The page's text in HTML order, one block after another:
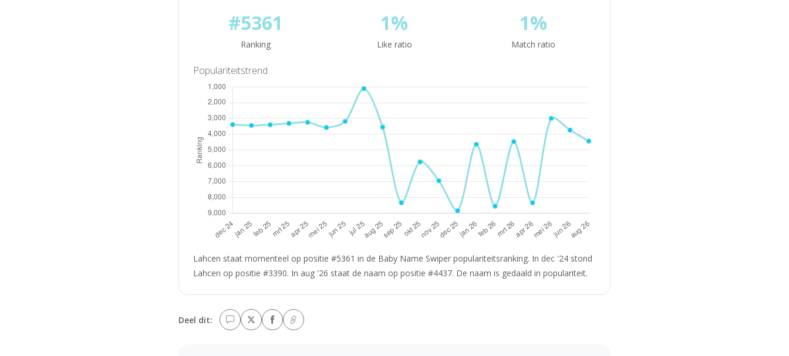
#5361
Ranking
1%
Like ratio
1%
Match ratio
Populariteitstrend
Lahcen staat momenteel op positie #5361 in de Baby Name Swiper populariteitsranking. In dec '24 stond
Lahcen op positie #3390. In aug '26 staat de naam op positie #4437. De naam is gedaald in populariteit.
Deel dit: